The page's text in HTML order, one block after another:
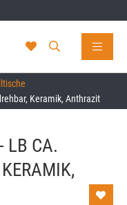
Keramik, Anthrazit
LB CA.